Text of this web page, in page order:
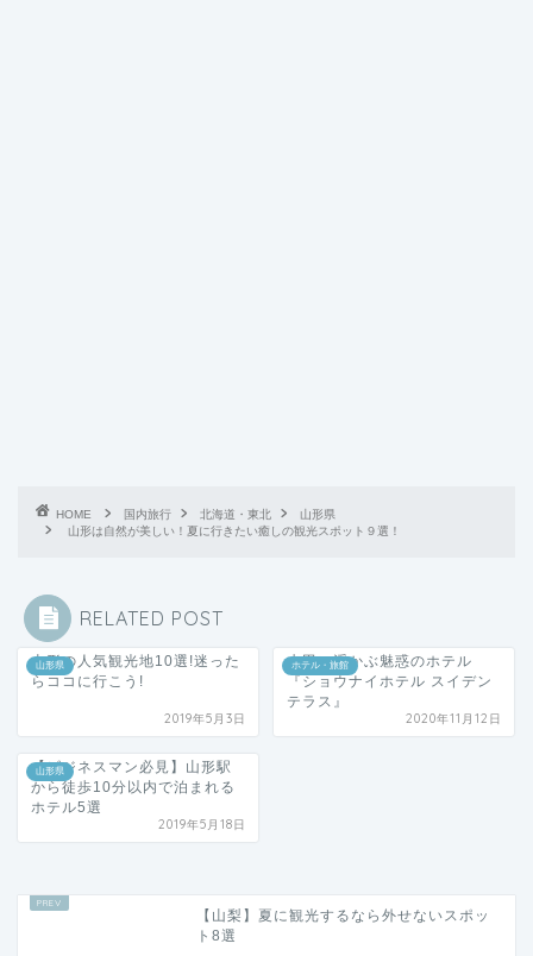
HOME 国内旅行 北海道・東北
山形県
山形は自然が美しい！夏に行きたい癒しの観光スポット９選！
RELATED POST
山形県
山形の人気観光地10選!迷った
らココに行こう!
2019年5月3日
ホテル・旅館
水田に浮かぶ魅惑のホテル
『ショウナイホテル スイデン
テラス』
2020年11月12日
山形県
【ビジネスマン必見】山形駅
から徒歩10分以内で泊まれる
ホテル5選
2019年5月18日
【山梨】夏に観光するなら外せないスポッ
ト8選